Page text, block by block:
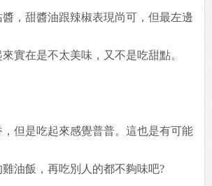
，甜醬油跟辣椒表現尚可，但最左邊
實在是不太美味，又不是吃甜點。
但是吃起來感覺普普。這也是有可能
油飯，再吃別人的都不夠味吧?